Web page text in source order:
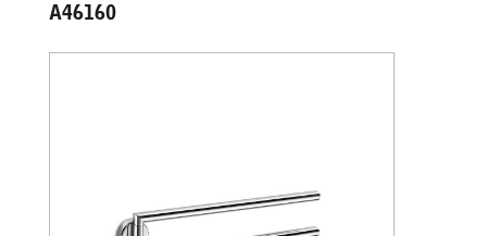
A46160